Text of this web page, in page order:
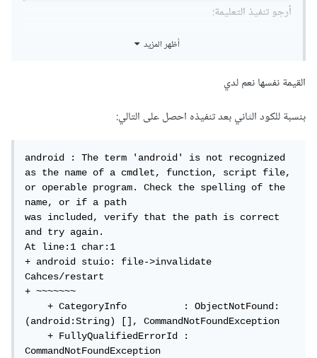
أرجو تنفيذ التعليمة:
شكرا
أظهر المزيد
القيمة نفسها نعم لدي
بنسبة للكود الثاني بعد تنفيذه احصل على التالي:
android : The term 'android' is not recognized
as the name of a cmdlet, function, script file,
or operable program. Check the spelling of the
name, or if a path
was included, verify that the path is correct
and try again.
At line:1 char:1
+ android stuio: file->invalidate
Cahces/restart
+ ~~~~~~~
    + CategoryInfo          : ObjectNotFound:
(android:String) [], CommandNotFoundException
    + FullyQualifiedErrorId :
CommandNotFoundException